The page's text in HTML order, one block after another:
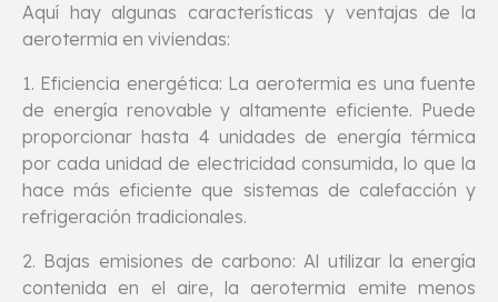
Aquí hay algunas características y ventajas de la
aerotermia en viviendas:
1. Eficiencia energética: La aerotermia es una fuente
de energía renovable y altamente eficiente. Puede
proporcionar hasta 4 unidades de energía térmica
por cada unidad de electricidad consumida, lo que la
hace más eficiente que sistemas de calefacción y
refrigeración tradicionales.
2. Bajas emisiones de carbono: Al utilizar la energía
contenida en el aire, la aerotermia emite menos